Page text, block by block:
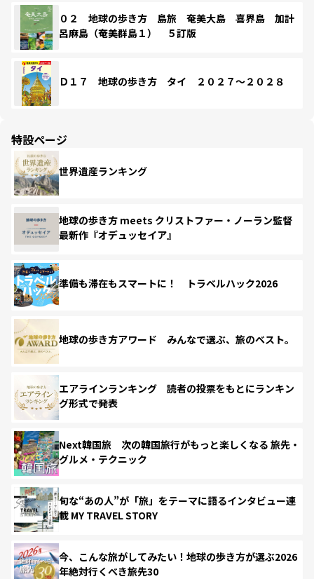
０２ 地球の歩き方 島旅 奄美大島 喜界島 加計
呂麻島（奄美群島１） ５訂版
Ｄ１７ 地球の歩き方 タイ ２０２７～２０２８
特設ページ
世界遺産ランキング
地球の歩き方 meets クリストファー・ノーラン監督
最新作『オデュッセイア』
準備も滞在もスマートに！ トラベルハック2026
地球の歩き方アワード みんなで選ぶ、旅のベスト。
エアラインランキング 読者の投票をもとにランキン
グ形式で発表
Next韓国旅 次の韓国旅行がもっと楽しくなる 旅先・
グルメ・テクニック
旬な“あの人”が「旅」をテーマに語るインタビュー連
載 MY TRAVEL STORY
今、こんな旅がしてみたい！地球の歩き方が選ぶ2026
年絶対行くべき旅先30